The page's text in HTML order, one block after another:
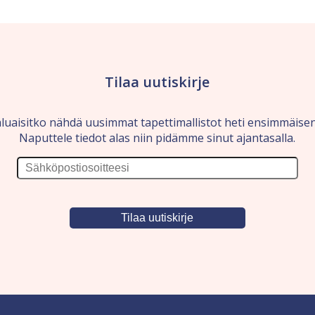
Tilaa uutiskirje
nähdä uusimmat tapettimallistot heti
Naputtele tiedot alas niin pidämme sinut ajantasalla.